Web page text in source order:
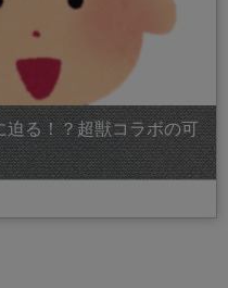
迫る！？超獣コラボの可